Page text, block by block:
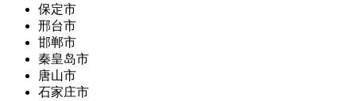
保定市
邢台市
邯郸市
秦皇岛市
唐山市
石家庄市